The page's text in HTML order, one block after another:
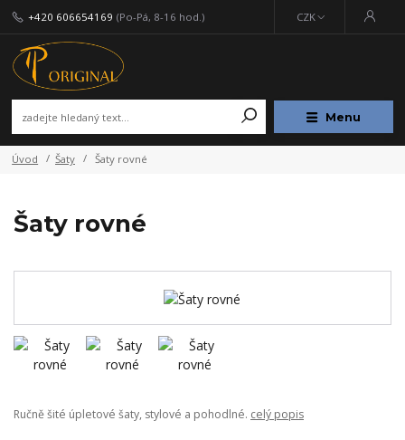
Menu
CZK
+420 606654169 (Po-Pá, 8-16 hod.)
Úvod Šaty Šaty rovné
Šaty rovné
Ručně šité úpletové šaty, stylové a pohodlné. celý popis